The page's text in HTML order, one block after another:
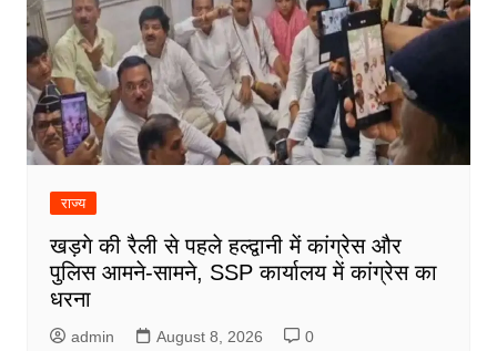
राज्य
खड़गे की रैली से पहले हल्द्वानी में कांग्रेस और
पुलिस आमने-सामने, SSP कार्यालय में कांग्रेस का
धरना
admin August 8, 2026 0